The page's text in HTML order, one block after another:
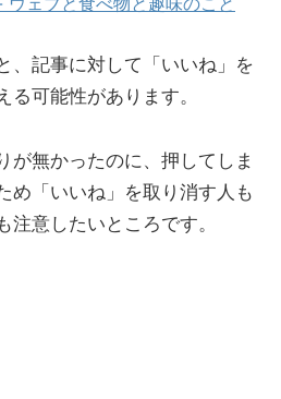
、記事に対して「いいね」を
可能性があります。
が無かったのに、押してしま
め「いいね」を取り消す人も
意したいところです。